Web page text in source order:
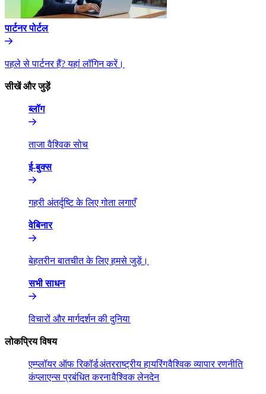
पार्टनर पोर्टल​​
पहले से पार्टनर हैं? यहां लॉगिन करें।​​
सीखें और जुड़ें​​
ब्लॉग​​
ताजा वैश्विक सोच​​
ई-बुक्स​​
गहरी अंतर्दृष्टि के लिए गोता लगाएँ​​
वेबिनार​​
बेहतरीन बातचीत के लिए हमसे जुड़ें।​​
सभी साधन​​
विचारों और मार्गदर्शन की दुनिया​​
लोकप्रिय विषय​​
एम्प्लॉयर ऑफ रिकॉर्ड​​अंतरराष्ट्रीय हायरिंग​​वैश्विक व्यापार रणनीति​​
कंप्लाएन्स प्रबंधित करना​​वैश्विक लेनदेन​​